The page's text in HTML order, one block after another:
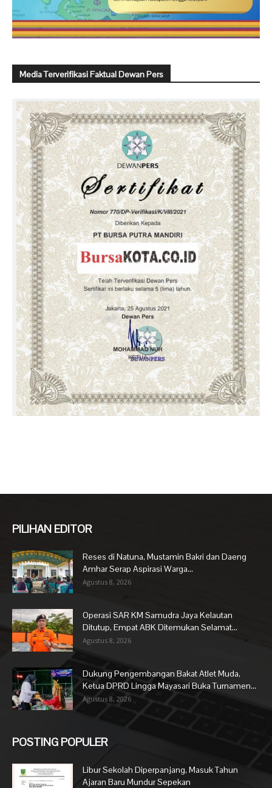
Media Terverifikasi Faktual Dewan Pers
PILIHAN EDITOR
Reses di Natuna, Mustamin Bakri dan Daeng
Amhar Serap Aspirasi Warga...
Agustus 8, 2026
Operasi SAR KM Samudra Jaya Kelautan
Ditutup, Empat ABK Ditemukan Selamat...
Agustus 8, 2026
Dukung Pengembangan Bakat Atlet Muda,
Ketua DPRD Lingga Mayasari Buka Turnamen...
Agustus 8, 2026
POSTING POPULER
Libur Sekolah Diperpanjang, Masuk Tahun
Ajaran Baru Mundur Sepekan